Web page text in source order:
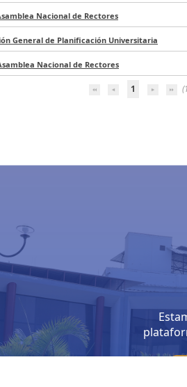
Nacional de Rectores
General de Planificación Universitaria
Nacional de Rectores
1